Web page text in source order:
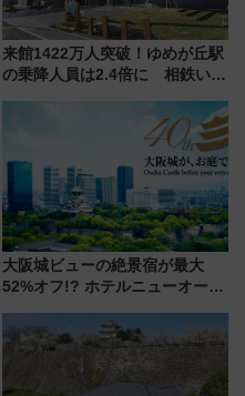
来館1422万人突破！ゆめが丘駅
の乗降人員は2.4倍に 相鉄いず
年祭にそうにゃん＆DB.スター
大阪城ビューの絶景宿が最大
52%オフ!? ホテルニューオータ
ール」で秋の関西旅を豪華にす
る方法（8月20日まで！）